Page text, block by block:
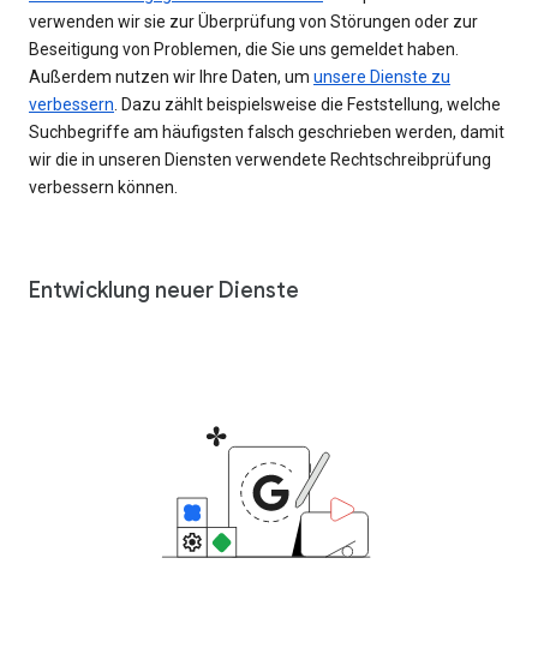
verwenden wir sie zur Überprüfung von Störungen oder zur
Beseitigung von Problemen, die Sie uns gemeldet haben.
Außerdem nutzen wir Ihre Daten, um unsere Dienste zu
verbessern . Dazu zählt beispielsweise die Feststellung, welche
Suchbegriffe am häufigsten falsch geschrieben werden, damit
wir die in unseren Diensten verwendete Rechtschreibprüfung
verbessern können.
Entwicklung neuer Dienste